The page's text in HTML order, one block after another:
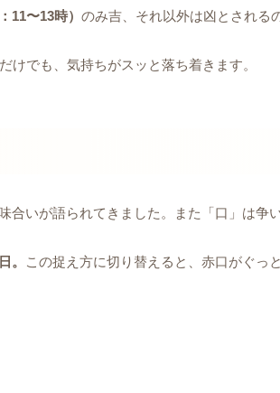
11〜13時） のみ吉、それ以外は凶とされる
だけでも、気持ちがスッと落ち着きます。
いが語られてきました。また「口」は争
。 この捉え方に切り替えると、赤口がぐっ